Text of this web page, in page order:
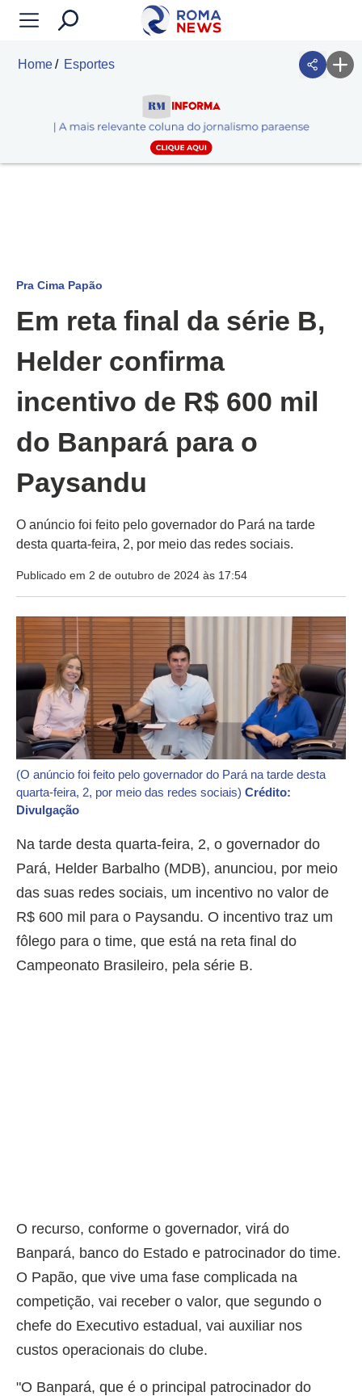
Home Esportes
Pra Cima Papão
Em reta final da série B,
Helder confirma
incentivo de R$ 600 mil
do Banpará para o
Paysandu
O anúncio foi feito pelo governador do Pará na tarde
desta quarta-feira, 2, por meio das redes sociais.
Publicado em 2 de outubro de 2024 às 17:54
(O anúncio foi feito pelo governador do Pará na tarde desta
quarta-feira, 2, por meio das redes sociais) Crédito:
Divulgação
Na tarde desta quarta-feira, 2, o governador do
Pará, Helder Barbalho (MDB), anunciou, por meio
das suas redes sociais, um incentivo no valor de
R$ 600 mil para o Paysandu. O incentivo traz um
fôlego para o time, que está na reta final do
Campeonato Brasileiro, pela série B.
O recurso, conforme o governador, virá do
Banpará, banco do Estado e patrocinador do time.
O Papão, que vive uma fase complicada na
competição, vai receber o valor, que segundo o
chefe do Executivo estadual, vai auxiliar nos
custos operacionais do clube.
"O Banpará, que é o principal patrocinador do